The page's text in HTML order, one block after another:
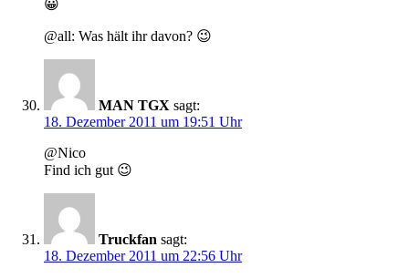
😀
@all: Was hält ihr davon? 😉
MAN TGX sagt:
18. Dezember 2011 um 19:51 Uhr
@Nico
Find ich gut 😉
Truckfan sagt:
18. Dezember 2011 um 22:56 Uhr